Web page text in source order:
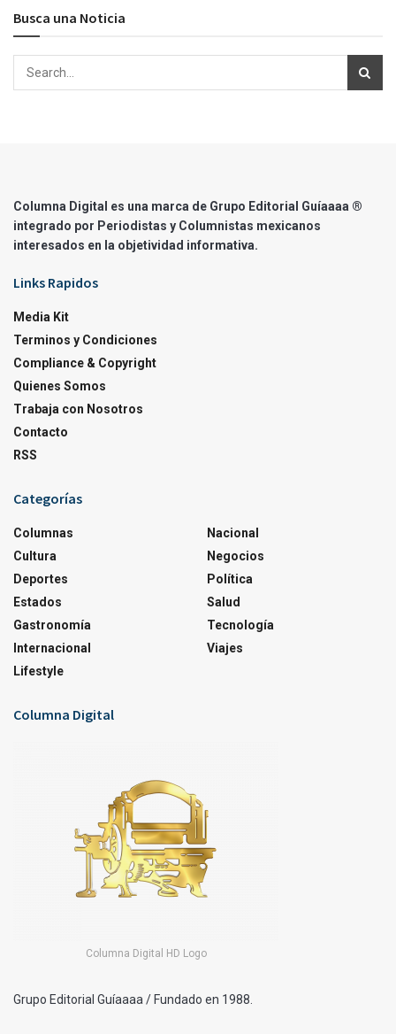
Busca una Noticia
Columna Digital es una marca de Grupo Editorial Guíaaaa ®
integrado por Periodistas y Columnistas mexicanos
interesados en la objetividad informativa.
Links Rapidos
Media Kit
Terminos y Condiciones
Compliance & Copyright
Quienes Somos
Trabaja con Nosotros
Contacto
RSS
Categorías
Columnas
Cultura
Deportes
Estados
Gastronomía
Internacional
Lifestyle
Nacional
Negocios
Política
Salud
Tecnología
Viajes
Columna Digital
Columna Digital HD Logo
Grupo Editorial Guíaaaa / Fundado en 1988.